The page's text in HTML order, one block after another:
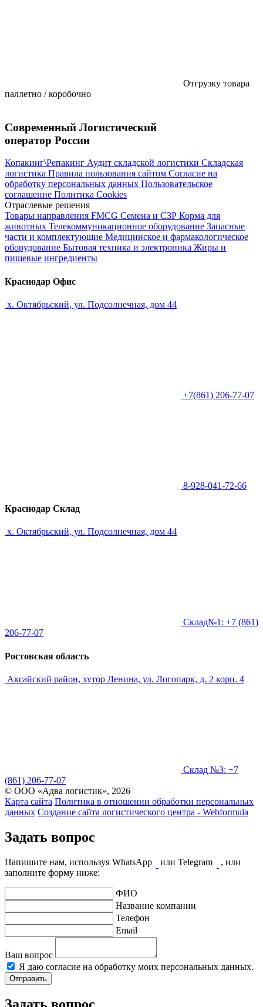
Отгрузку товара
паллетно / коробочно
Современный Логистический
оператор России
Копакинг\Репакинг Аудит складской логистики Складская
логистика Правила пользования сайтом Согласие на
обработку персональных данных Пользовательское
соглашение Политика Cookies
Отраслевые решения
Товары направления FMCG Семена и СЗР Корма для
животных Телекоммуникационное оборудование Запасные
части и комплектующие Медицинское и фармакологическое
оборудование Бытовая техника и электроника Жиры и
пищевые ингредиенты
Краснодар Офис
х. Октябрьский, ул. Подсолнечная, дом 44
+7(861) 206-77-07
8-928-041-72-66
Краснодар Склад
х. Октябрьский, ул. Подсолнечная, дом 44
Склад№1: +7 (861)
206-77-07
Ростовская область
Аксайский район, хутор Ленина, ул. Логопарк, д. 2 корп. 4
Склад №3: +7
(861) 206-77-07
© ООО «Адва логистик», 2026
Карта сайта Политика в отношении обработки персональных
данных Создание сайта логистического центра - Webformula
Задать вопрос
Напишите нам, используя WhatsApp или Telegram
, или
заполните форму ниже:
ФИО
Название компании
Телефон
Email
Ваш вопрос
Я даю согласие на обработку моих персональных данных.
Отправить
Задать вопрос